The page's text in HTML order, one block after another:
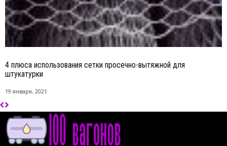
4 плюса использования сетки просечно-вытяжной для
штукатурки
19 января, 2021